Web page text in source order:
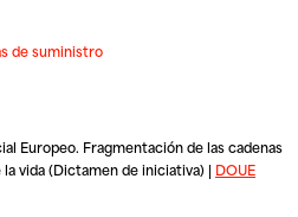
de suministro
Europeo. Fragmentación de las cadenas
vida (Dictamen de iniciativa) | DOUE